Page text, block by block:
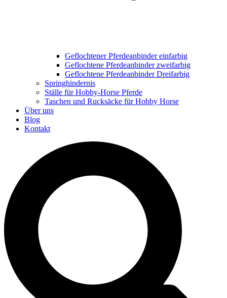
Geflochtener Pferdeanbinder einfarbig
Geflochtene Pferdeanbinder zweifarbig
Geflochtene Pferdeanbinder Dreifarbig
Springhindernis
Ställe für Hobby-Horse Pferde
Taschen und Rucksäcke für Hobby Horse
Über uns
Blog
Kontakt